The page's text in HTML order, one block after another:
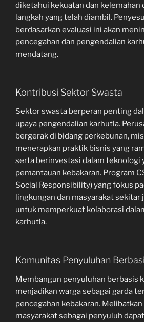
diketahui kekuatan dan kelemahan
langkah yang telah diambil.
berdasarkan evaluasi ini akan
pencegahan dan pengendalian
mendatang.
Kontribusi Sektor Swasta
Sektor swasta berperan penting
upaya pengendalian karhutla.
bergerak di bidang perkebunan,
menerapkan praktik bisnis yang
serta berinvestasi dalam teknologi
pemantauan kebakaran. Program
Social Responsibility) yang fokus
lingkungan dan masyarakat sekitar
untuk memperkuat kolaborasi
karhutla.
Komunitas Penyuluhan
Membangun penyuluhan berbasis
menjadikan warga sebagai garda
pencegahan kebakaran.
masyarakat sebagai penyuluh